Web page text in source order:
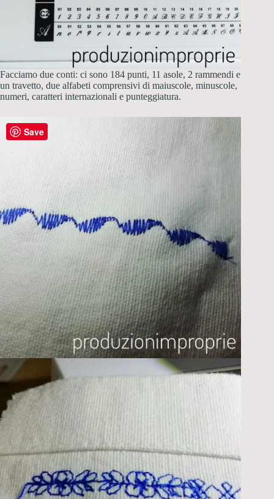
Facciamo due conti: ci sono 184 punti, 11 asole, 2 rammendi e
un travetto, due alfabeti comprensivi di maiuscole, minuscole,
numeri, caratteri internazionali e punteggiatura.
Save